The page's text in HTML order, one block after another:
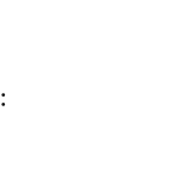
：